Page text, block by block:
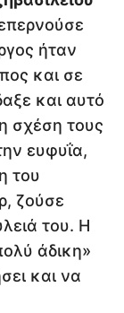
ήταν
και σε
και αυτό
σχέση τους
ευφυΐα,
του
ζούσε
του. Η
άδικη»
και να